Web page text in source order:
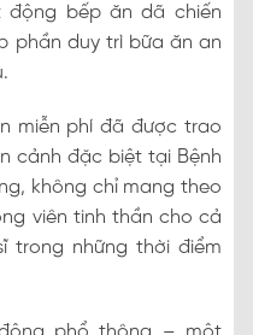
bếp ăn dã chiến
phần duy trì bữa ăn an
miễn phí đã được trao
cảnh đặc biệt tại Bệnh
không chỉ mang theo
viên tinh thần cho cả
trong những thời điểm